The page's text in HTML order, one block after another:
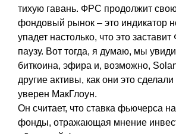
тихую гавань. ФРС продолжит свою
фондовый рынок – это индикатор
упадет настолько, что это
паузу. Вот тогда, я думаю, мы
биткоина, эфира и, возможно,
другие активы, как они это
уверен МакГлоун.
Он считает, что ставка фьючерса
фонды, отражающая мнение